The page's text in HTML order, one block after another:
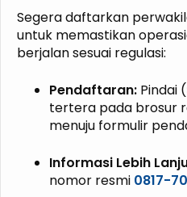
Segera daftarkan
untuk memastikan
berjalan sesuai regulasi:
Pendaftaran: Pindai (
tertera pada brosur
menuju formulir
Informasi Lebih
nomor resmi 0817-